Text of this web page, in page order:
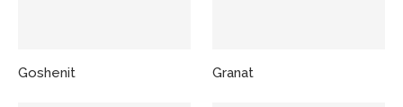
Goshenit Granat